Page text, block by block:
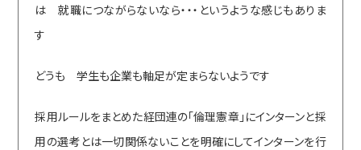
は 就職につながらないなら・・・というような感じもありま
す
どうも 学生も企業も軸足が定まらないようです
採用ルールをまとめた経団連の「倫理憲章」にインターンと採
用の選考とは一切関係ないことを明確にしてインターンを行